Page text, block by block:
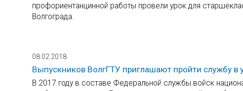
профориентанцинной работы провели урок для
Волгограда.
08.02.2018
Выпускников ВолгГТУ приглашают пройти службу в
В 2017 году в составе Федеральной службы войск